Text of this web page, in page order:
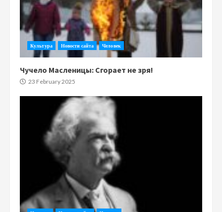
Культура Новости сайта Человек
Чучело Масленицы: Сгорает не зря!
23 February 2025